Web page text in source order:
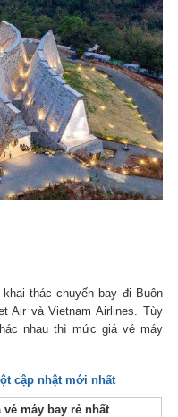
thác chuyến bay đi Buôn
Air và Vietnam Airlines. Tùy
nhau thì mức giá vé máy
cập nhật mới nhất
vé máy bay rẻ nhất